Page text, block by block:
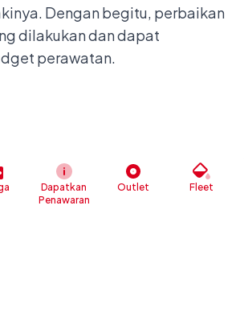
Dengan begitu, perbaikan
dilakukan dan dapat
perawatan.
Dapatkan
Penawaran
Outlet Fleet